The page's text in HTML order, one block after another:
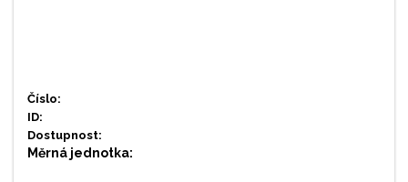
Číslo:
ID:
Dostupnost:
Měrná jednotka: